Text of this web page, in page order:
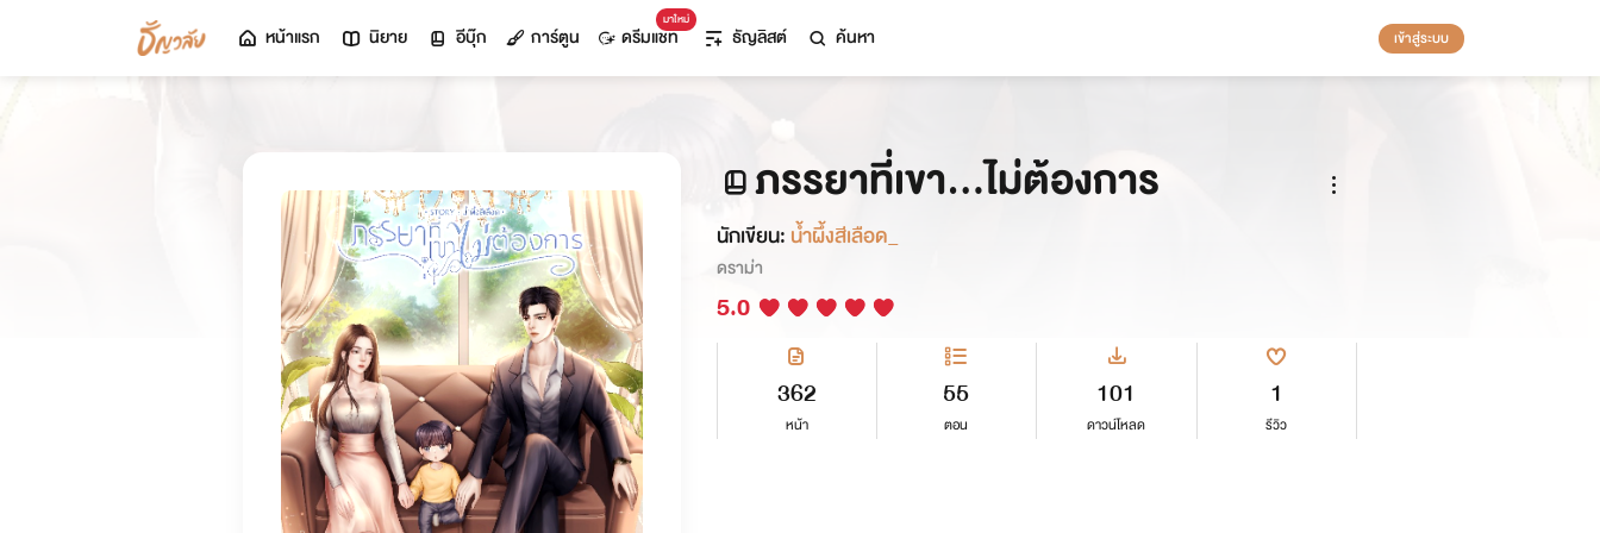
หน้าแรก นิยาย อีบุ๊ก การ์ตูน
มาใหม่
ดรีมแชท ธัญลิสต์ ค้นหา เข้าสู่ระบบ
ภรรยาที่เขา...ไม่ต้องการ
นักเขียน: น้ำผึ้งสีเลือด_
ดราม่า
5.0
362
หน้า
55
ตอน
101
ดาวน์โหลด
1
รีวิว